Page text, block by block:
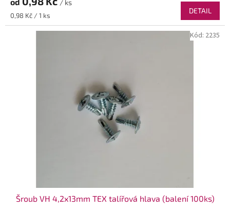
/ ks
Měrná
cena:
0,98 Kč / 1 ks
DETAIL
Šroub VH 4,2x13mm TEX talířová hlava (balení 100ks)
Kód: 2235